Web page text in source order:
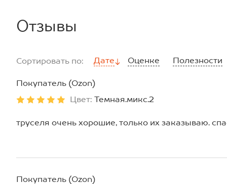
Отзывы
Сортировать по: Дате Оценке Полезности
Покупатель (Ozon)
Цвет: Темная.микс.2
труселя очень хорошие, только их заказываю.
Покупатель (Ozon)